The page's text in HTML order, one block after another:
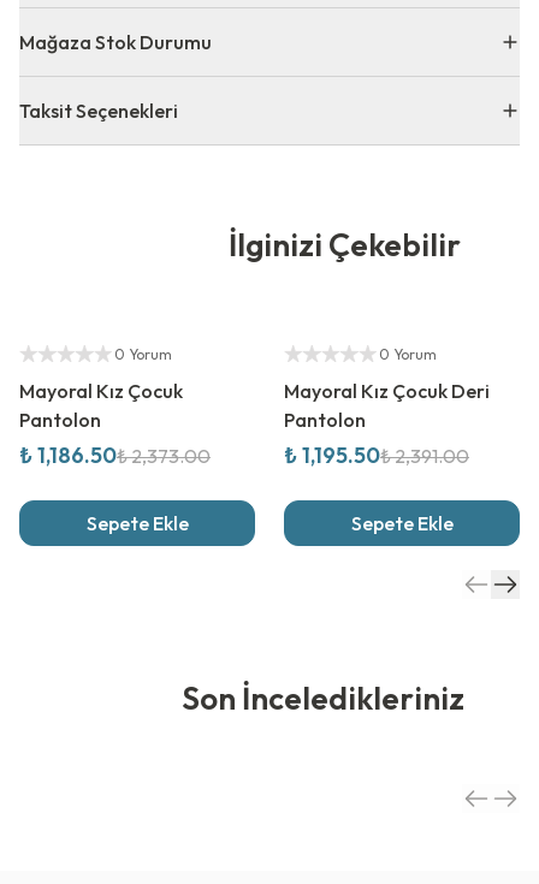
Mağaza Stok Durumu
Taksit Seçenekleri
İlginizi Çekebilir
Yetkili Satıcı
0 Yorum
Mayoral Kız Çocuk
Pantolon
₺ 1,186.50₺ 2,373.00
Sepete Ekle
Yetkili Satıcı
0 Yorum
Mayoral Kız Çocuk Deri
Pantolon
₺ 1,195.50₺ 2,391.00
Sepete Ekle
Son İnceledikleriniz